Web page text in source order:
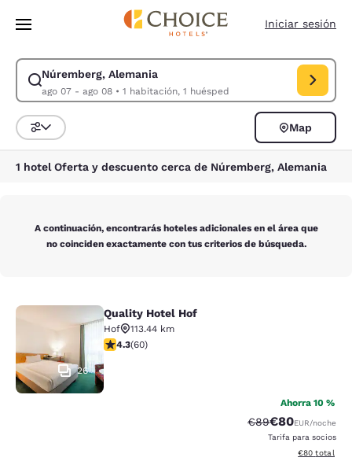
Pasar A Contenido Principal
Iniciar sesión
Núremberg, Alemania
ago 07 - ago 08• 1 habitación, 1 huésped
Modificar la búsqueda de Núremberg, Alemania. Fecha de check-in
Ordenar y filtrar
Map
1 hotel Oferta y descuento cerca de Núremberg, Alemania
A continuación, encontrarás hoteles adicionales en el área que
no coinciden exactamente con tus criterios de búsqueda.
Quality Hotel Hof
26
Quality Hotel Hof
Hof
113.44 km
calificación de 4.35 estrellas. Excelente. 60 reseñas
4.3(60)
Ahorra 10 %
Precio tachado:
€89Precio con
€80EUR/noche
Tarifa para socios
Ver detalles
€80 total